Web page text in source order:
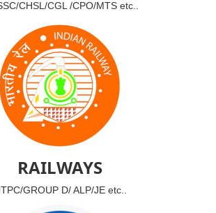
CHSL/CGL /CPO/MTS etc..
RAILWAYS
GROUP D/ ALP/JE etc..